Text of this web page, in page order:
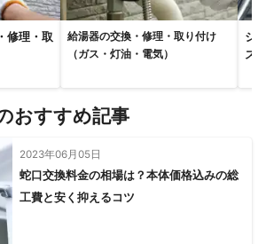
修理・取
給湯器の交換・修理・取り付け
（ガス・灯油・電気）
シ
ス
おすすめ記事
2023年06月05日
蛇口交換料金の相場は？本体価格込みの総
工費と安く抑えるコツ